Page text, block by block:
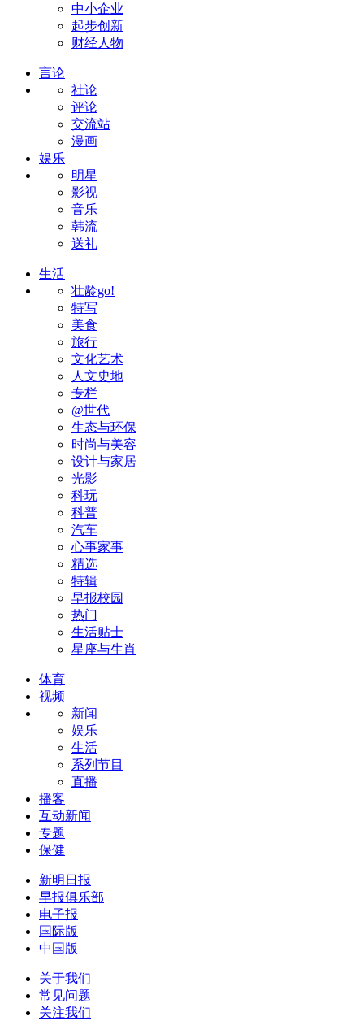
中小企业
起步创新
财经人物
言论
社论
评论
交流站
漫画
娱乐
明星
影视
音乐
韩流
送礼
生活
壮龄go!
特写
美食
旅行
文化艺术
人文史地
专栏
@世代
生态与环保
时尚与美容
设计与家居
光影
科玩
科普
汽车
心事家事
精选
特辑
早报校园
热门
生活贴士
星座与生肖
体育
视频
新闻
娱乐
生活
系列节目
直播
播客
互动新闻
专题
保健
新明日报
早报俱乐部
电子报
国际版
中国版
关于我们
常见问题
关注我们